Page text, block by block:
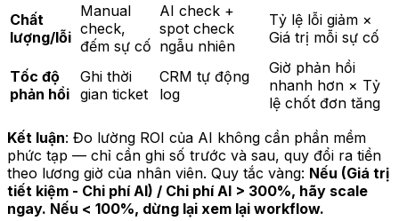
Chất
lượng/lỗi
Manual
check,
đếm sự cố
AI check +
spot check
ngẫu nhiên
Tỷ lệ lỗi giảm ×
Giá trị mỗi sự cố
Tốc độ
phản hồi
Ghi thời
gian ticket
CRM tự động
log
Giờ phản hồi
nhanh hơn × Tỷ
lệ chốt đơn tăng
Kết luận: Đo lường ROI của AI không cần phần mềm
phức tạp — chỉ cần ghi số trước và sau, quy đổi ra tiền
theo lương giờ của nhân viên. Quy tắc vàng: Nếu (Giá trị
tiết kiệm - Chi phí AI) / Chi phí AI > 300%, hãy scale
ngay. Nếu < 100%, dừng lại xem lại workflow.